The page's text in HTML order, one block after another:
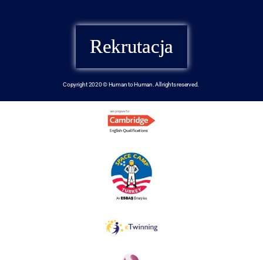
Rekrutacja
Copyright 2020 © Human to Human. All rights reserved.